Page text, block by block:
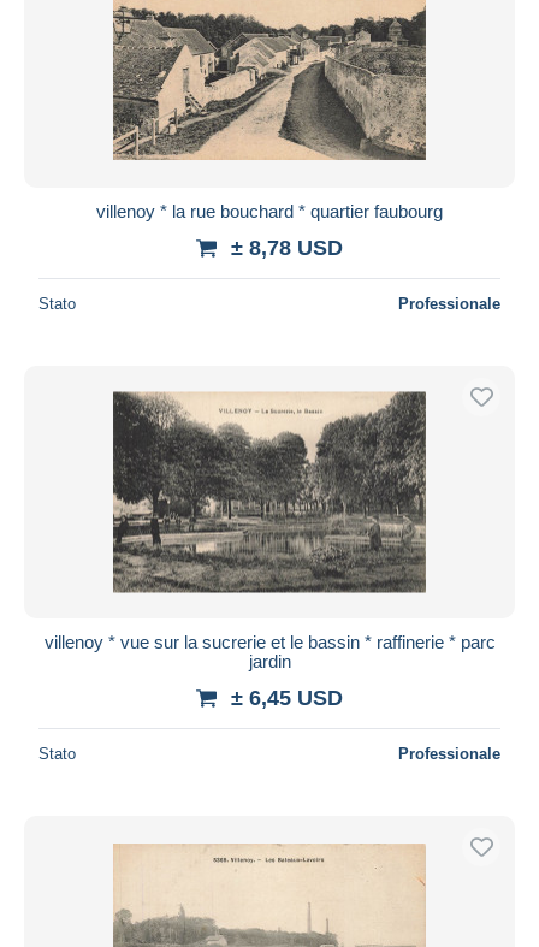
villenoy * la rue bouchard * quartier faubourg
± 8,78 USD
Stato Professionale
villenoy * vue sur la sucrerie et le bassin * raffinerie * parc
jardin
± 6,45 USD
Stato Professionale